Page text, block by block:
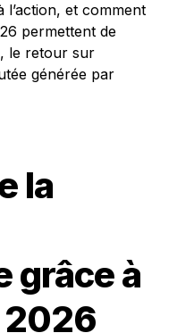
et comment
permettent de
le retour sur
générée par
la
grâce à
2026